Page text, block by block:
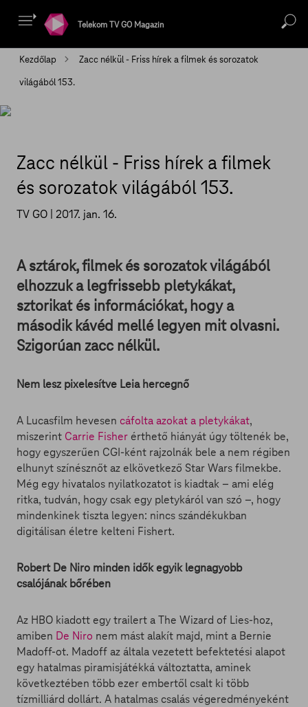
Telekom TV GO Magazin
Kezdőlap
Zacc nélkül - Friss hírek a filmek és sorozatok
világából 153.
Zacc nélkül - Friss hírek a filmek
és sorozatok világából 153.
TV GO | 2017. jan. 16.
A sztárok, filmek és sorozatok világából
elhozzuk a legfrissebb pletykákat,
sztorikat és információkat, hogy a
második kávéd mellé legyen mit olvasni.
Szigorúan zacc nélkül.
Nem lesz pixelesítve Leia hercegnő
A Lucasfilm hevesen cáfolta azokat a pletykákat,
miszerint Carrie Fisher érthető hiányát úgy töltenék be,
hogy egyszerűen CGI-ként rajzolnák bele a nem régiben
elhunyt színésznőt az elkövetkező Star Wars filmekbe.
Még egy hivatalos nyilatkozatot is kiadtak – ami elég
ritka, tudván, hogy csak egy pletykáról van szó –, hogy
mindenkinek tiszta legyen: nincs szándékukban
digitálisan életre kelteni Fishert.
Robert De Niro minden idők egyik legnagyobb
csalójának bőrében
Az HBO kiadott egy trailert a The Wizard of Lies-hoz,
amiben De Niro nem mást alakít majd, mint a Bernie
Madoff-ot. Madoff az általa vezetett befektetési alapot
egy hatalmas piramisjátékká változtatta, aminek
következtében több ezer embertől csalt ki több
tízmilliárd dollárt. A hatalmas csalás végeredményeként